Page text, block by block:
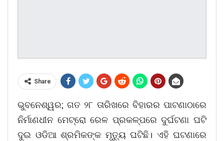
Share
ଭୁବନେଶ୍ୱର; ଗତ ୨୮ ତାରିଖରେ ବିହାରର ପାଟଣାଠାରେ
ନିର୍ମାଣଧୀନ ମେଟ୍ରୋ ରେଳ ପ୍ରକଳ୍ପରେ ଦୁର୍ଘଟଣା ଘଟି
ଦୁଇ ଓଡିଆ ଶ୍ରମିକଙ୍କ ମୃତ୍ୟୁ ଘଟିଛି। ଏହି ଘଟଣାରେ